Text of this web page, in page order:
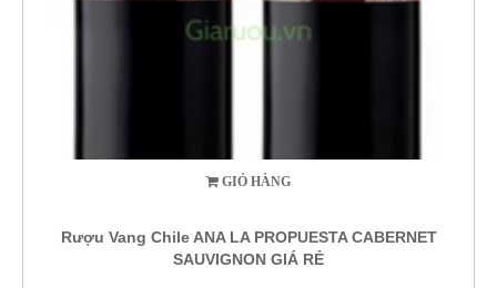
GIỎ HÀNG
Rượu Vang Chile ANA LA PROPUESTA CABERNET
SAUVIGNON GIÁ RẺ